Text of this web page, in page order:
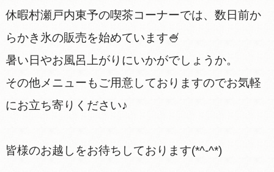
休暇村瀬戸内東予の喫茶コーナーでは、数日前か
らかき氷の販売を始めています🍧
暑い日やお風呂上がりにいかがでしょうか。
その他メニューもご用意しておりますのでお気軽
にお立ち寄りください♪
皆様のお越しをお待ちしております(*^-^*)